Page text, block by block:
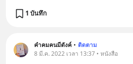
1 บันทึก
คำคมคนมีตังค์ • ติดตาม
8 มี.ค. 2022 เวลา 13:37 • หนังสือ